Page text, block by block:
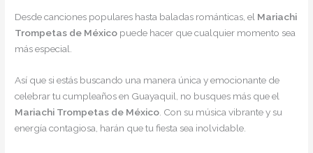
Desde canciones populares hasta baladas románticas, el Mariachi
Trompetas de México puede hacer que cualquier momento sea
más especial.
Así que si estás buscando una manera única y emocionante de
celebrar tu cumpleaños en Guayaquil, no busques más que el
Mariachi Trompetas de México. Con su música vibrante y su
energía contagiosa, harán que tu fiesta sea inolvidable.